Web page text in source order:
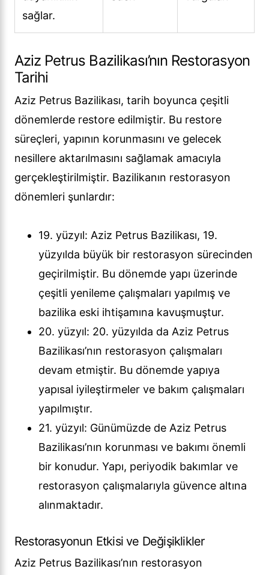
sağlar.
Aziz Petrus Bazilikası’nın Restorasyon
Tarihi
Aziz Petrus Bazilikası, tarih boyunca çeşitli
dönemlerde restore edilmiştir. Bu restore
süreçleri, yapının korunmasını ve gelecek
nesillere aktarılmasını sağlamak amacıyla
gerçekleştirilmiştir. Bazilikanın restorasyon
dönemleri şunlardır:
19. yüzyıl: Aziz Petrus Bazilikası, 19.
yüzyılda büyük bir restorasyon sürecinden
geçirilmiştir. Bu dönemde yapı üzerinde
çeşitli yenileme çalışmaları yapılmış ve
bazilika eski ihtişamına kavuşmuştur.
20. yüzyıl: 20. yüzyılda da Aziz Petrus
Bazilikası’nın restorasyon çalışmaları
devam etmiştir. Bu dönemde yapıya
yapısal iyileştirmeler ve bakım çalışmaları
yapılmıştır.
21. yüzyıl: Günümüzde de Aziz Petrus
Bazilikası’nın korunması ve bakımı önemli
bir konudur. Yapı, periyodik bakımlar ve
restorasyon çalışmalarıyla güvence altına
alınmaktadır.
Restorasyonun Etkisi ve Değişiklikler
Aziz Petrus Bazilikası’nın restorasyon